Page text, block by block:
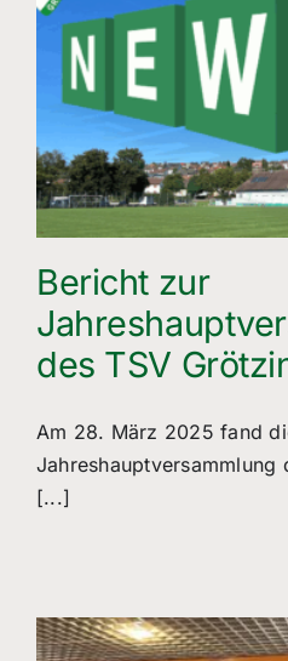
Bericht zur
des TSV
Am 28. März 2025 fand
Jahreshauptversammlung
[...]